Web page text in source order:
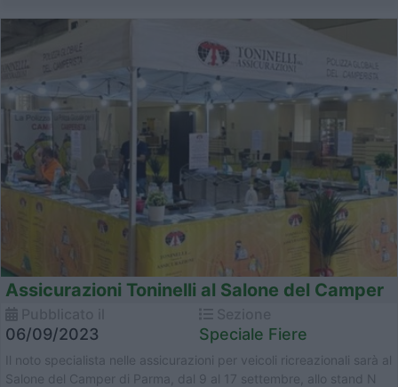
Assicurazioni Toninelli al Salone del Camper
06/09/2023 Speciale Fiere
Il noto specialista nelle assicurazioni per veicoli ricreazionali sarà al
Salone del Camper di Parma, dal 9 al 17 settembre, allo stand N